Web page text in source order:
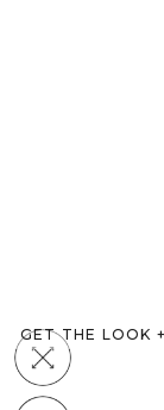
GET THE LOOK +